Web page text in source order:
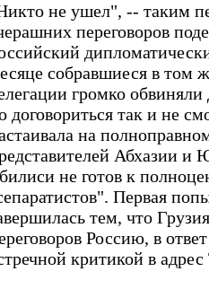
не ушел", -- таким
переговоров
собравшиеся в том
громко обвиняли
договориться так и не
на
Абхазии
не готов к
Первая
тем, что
Россию, в
критикой в